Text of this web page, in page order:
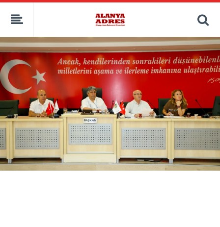
kaçak bahis
deneme bonusu
canlı bahis siteleri
deneme bonusu veren siteler
bahis siteleri
porno izle